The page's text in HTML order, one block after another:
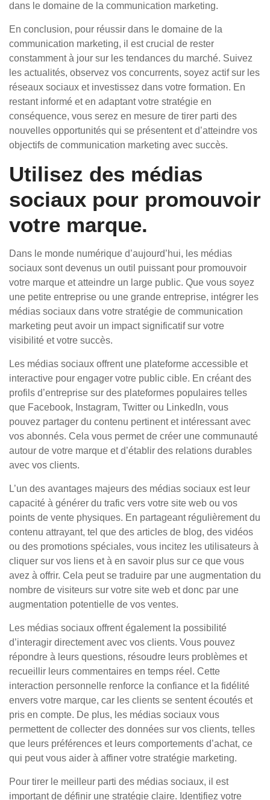
dans le domaine de la communication marketing.
En conclusion, pour réussir dans le domaine de la
communication marketing, il est crucial de rester
constamment à jour sur les tendances du marché. Suivez
les actualités, observez vos concurrents, soyez actif sur les
réseaux sociaux et investissez dans votre formation. En
restant informé et en adaptant votre stratégie en
conséquence, vous serez en mesure de tirer parti des
nouvelles opportunités qui se présentent et d’atteindre vos
objectifs de communication marketing avec succès.
Utilisez des médias
sociaux pour promouvoir
votre marque.
Dans le monde numérique d’aujourd’hui, les médias
sociaux sont devenus un outil puissant pour promouvoir
votre marque et atteindre un large public. Que vous soyez
une petite entreprise ou une grande entreprise, intégrer les
médias sociaux dans votre stratégie de communication
marketing peut avoir un impact significatif sur votre
visibilité et votre succès.
Les médias sociaux offrent une plateforme accessible et
interactive pour engager votre public cible. En créant des
profils d’entreprise sur des plateformes populaires telles
que Facebook, Instagram, Twitter ou LinkedIn, vous
pouvez partager du contenu pertinent et intéressant avec
vos abonnés. Cela vous permet de créer une communauté
autour de votre marque et d’établir des relations durables
avec vos clients.
L’un des avantages majeurs des médias sociaux est leur
capacité à générer du trafic vers votre site web ou vos
points de vente physiques. En partageant régulièrement du
contenu attrayant, tel que des articles de blog, des vidéos
ou des promotions spéciales, vous incitez les utilisateurs à
cliquer sur vos liens et à en savoir plus sur ce que vous
avez à offrir. Cela peut se traduire par une augmentation du
nombre de visiteurs sur votre site web et donc par une
augmentation potentielle de vos ventes.
Les médias sociaux offrent également la possibilité
d’interagir directement avec vos clients. Vous pouvez
répondre à leurs questions, résoudre leurs problèmes et
recueillir leurs commentaires en temps réel. Cette
interaction personnelle renforce la confiance et la fidélité
envers votre marque, car les clients se sentent écoutés et
pris en compte. De plus, les médias sociaux vous
permettent de collecter des données sur vos clients, telles
que leurs préférences et leurs comportements d’achat, ce
qui peut vous aider à affiner votre stratégie marketing.
Pour tirer le meilleur parti des médias sociaux, il est
important de définir une stratégie claire. Identifiez votre